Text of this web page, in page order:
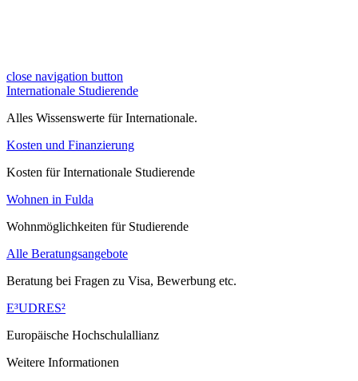
close navigation button
Internationale Studierende
Alles Wissenswerte für Internationale.
Kosten und Finanzierung
Kosten für Internationale Studierende
Wohnen in Fulda
Wohnmöglichkeiten für Studierende
Alle Beratungsangebote
Beratung bei Fragen zu Visa, Bewerbung etc.
E³UDRES²
Europäische Hochschulallianz
Weitere Informationen